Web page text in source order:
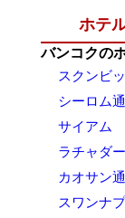
ホテ
バンコクの
スクンビ
シーロム
サイアム
ラチャダ
カオサン
スワンナ